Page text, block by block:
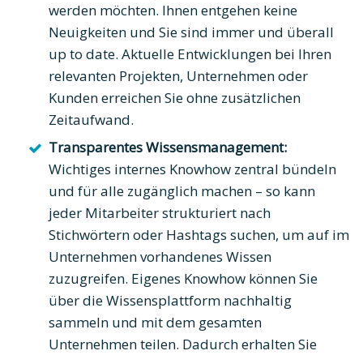
werden möchten. Ihnen entgehen keine
Neuigkeiten und Sie sind immer und überall
up to date. Aktuelle Entwicklungen bei Ihren
relevanten Projekten, Unternehmen oder
Kunden erreichen Sie ohne zusätzlichen
Zeitaufwand.
Transparentes Wissensmanagement:
Wichtiges internes Knowhow zentral bündeln
und für alle zugänglich machen – so kann
jeder Mitarbeiter strukturiert nach
Stichwörtern oder Hashtags suchen, um auf im
Unternehmen vorhandenes Wissen
zuzugreifen. Eigenes Knowhow können Sie
über die Wissensplattform nachhaltig
sammeln und mit dem gesamten
Unternehmen teilen. Dadurch erhalten Sie